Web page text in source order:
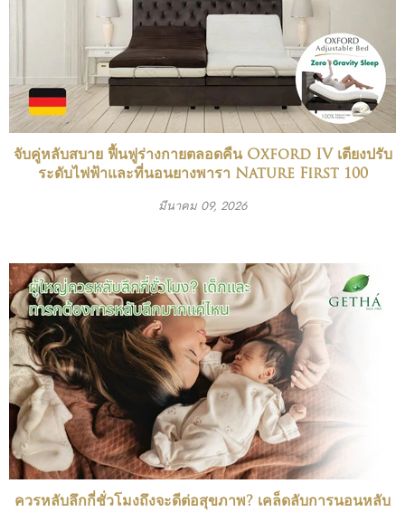
จับคู่หลับสบาย ฟื้นฟูร่างกายตลอดคืน Oxford IV เตียงปรับ
ระดับไฟฟ้าและที่นอนยางพารา Nature First 100
มีนาคม 09, 2026
ควรหลับลึกกี่ชั่วโมงถึงจะดีต่อสุขภาพ? เคล็ดลับการนอนหลับ